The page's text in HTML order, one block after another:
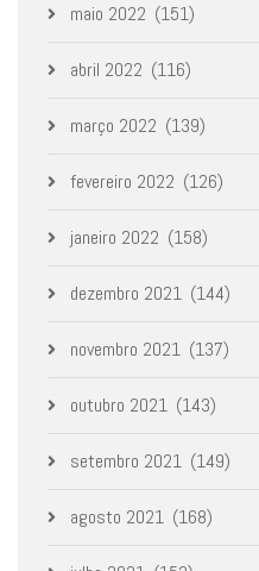
maio 2022 (151)
abril 2022 (116)
março 2022 (139)
fevereiro 2022 (126)
janeiro 2022 (158)
dezembro 2021 (144)
novembro 2021 (137)
outubro 2021 (143)
setembro 2021 (149)
agosto 2021 (168)